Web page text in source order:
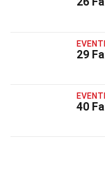
EVENTI
29
EVENTI
40